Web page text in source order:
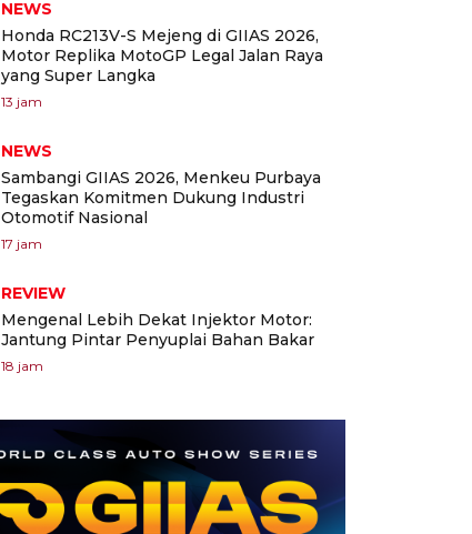
NEWS
Honda RC213V-S Mejeng di GIIAS 2026,
Motor Replika MotoGP Legal Jalan Raya
yang Super Langka
13 jam
NEWS
Sambangi GIIAS 2026, Menkeu Purbaya
Tegaskan Komitmen Dukung Industri
Otomotif Nasional
17 jam
REVIEW
Mengenal Lebih Dekat Injektor Motor:
Jantung Pintar Penyuplai Bahan Bakar
18 jam